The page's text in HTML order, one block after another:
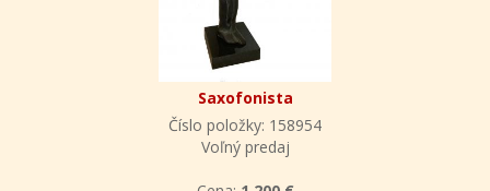
Saxofonista
Číslo položky: 158954
Voľný predaj